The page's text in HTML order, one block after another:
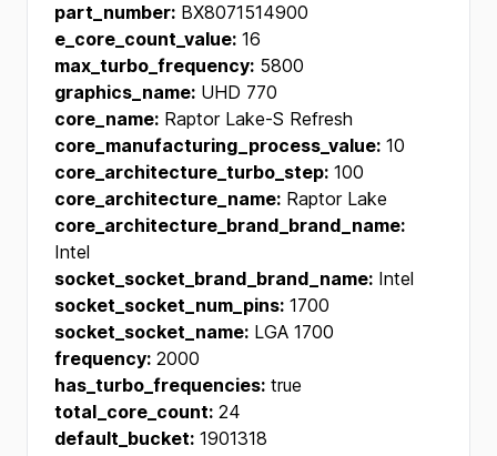
part_number: BX8071514900
e_core_count_value: 16
max_turbo_frequency: 5800
graphics_name: UHD 770
core_name: Raptor Lake-S Refresh
core_manufacturing_process_value: 10
core_architecture_turbo_step: 100
core_architecture_name: Raptor Lake
core_architecture_brand_brand_name:
Intel
socket_socket_brand_brand_name: Intel
socket_socket_num_pins: 1700
socket_socket_name: LGA 1700
frequency: 2000
has_turbo_frequencies: true
total_core_count: 24
default_bucket: 1901318